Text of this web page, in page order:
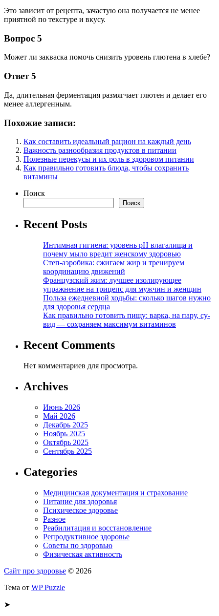
Это зависит от рецепта, зачастую она получается не менее
приятной по текстуре и вкусу.
Вопрос 5
Может ли закваска помочь снизить уровень глютена в хлебе?
Ответ 5
Да, длительная ферментация размягчает глютен и делает его
менее аллергенным.
Похожие записи:
Как составить идеальный рацион на каждый день
Важность разнообразия продуктов в питании
Полезные перекусы и их роль в здоровом питании
Как правильно готовить блюда, чтобы сохранить
витамины
Поиск
Поиск
Recent Posts
Интимная гигиена: уровень pH влагалища и
почему мыло вредит женскому здоровью
Степ-аэробика: сжигаем жир и тренируем
координацию движений
Французский жим: лучшее изолирующее
упражнение на трицепс для мужчин и женщин
Польза ежедневной ходьбы: сколько шагов нужно
для здоровья сердца
Как правильно готовить пищу: варка, на пару, су-
вид — сохраняем максимум витаминов
Recent Comments
Нет комментариев для просмотра.
Archives
Июнь 2026
Май 2026
Декабрь 2025
Ноябрь 2025
Октябрь 2025
Сентябрь 2025
Categories
Медицинская документация и страхование
Питание для здоровья
Психическое здоровье
Разное
Реабилитация и восстановление
Репродуктивное здоровье
Советы по здоровью
Физическая активность
Сайт про здоровье © 2026
Тема от WP Puzzle
➤